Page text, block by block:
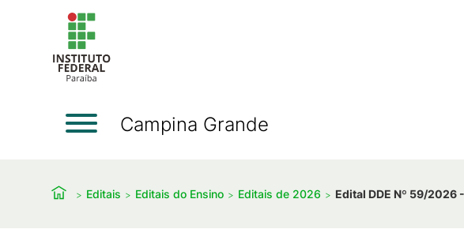
Campina Grande
Editais Editais do Ensino Editais de 2026 Edital DDE Nº 59/